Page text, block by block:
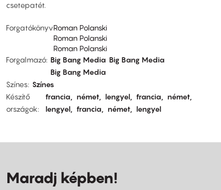
csetepatét.
ForgatókönyvRoman Polanski
Roman Polanski
Roman Polanski
Forgalmazó Big Bang Media Big Bang Media
Big Bang Media
Színes Színes
Készítő
országok
francia német lengyel francia
német
lengyel
francia német lengyel
Maradj képben!